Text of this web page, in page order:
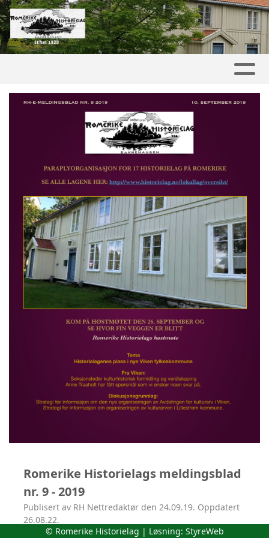
Romerike Historielags meldingsblad
nr. 9 - 2019
Publisert av RH Nettredaktør den 24.09.19. Oppdatert
26.08.22.
© Romerike Historielag | Løsning: StyreWeb